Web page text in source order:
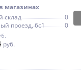
магазинах
склад
0
проезд, 6с1
0
руб.